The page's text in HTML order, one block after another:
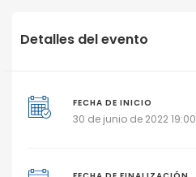
Detalles del evento
FECHA DE INICIO
30 de junio de 2022 19:00